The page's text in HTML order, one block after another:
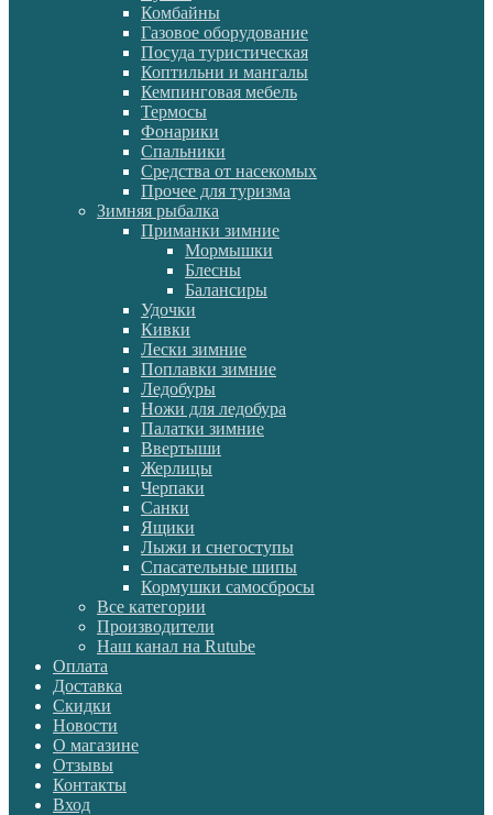
Комбайны
Газовое оборудование
Посуда туристическая
Коптильни и мангалы
Кемпинговая мебель
Термосы
Фонарики
Спальники
Средства от насекомых
Прочее для туризма
Зимняя рыбалка
Приманки зимние
Мормышки
Блесны
Балансиры
Удочки
Кивки
Лески зимние
Поплавки зимние
Ледобуры
Ножи для ледобура
Палатки зимние
Ввертыши
Жерлицы
Черпаки
Санки
Ящики
Лыжи и снегоступы
Спасательные шипы
Кормушки самосбросы
Все категории
Производители
Наш канал на Rutube
Оплата
Доставка
Скидки
Новости
О магазине
Отзывы
Контакты
Вход